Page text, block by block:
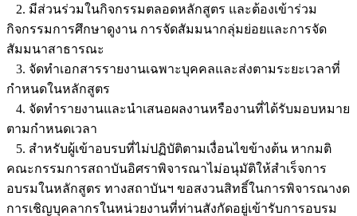
2. มีส่วนร่วมในกิจกรรมตลอดหลักสูตร และต้องเข้าร่วม
กิจกรรมการศึกษาดูงาน การจัดสัมมนากลุ่มย่อยและการจัด
สัมมนาสาธารณะ
3. จัดทำเอกสารรายงานเฉพาะบุคคลและส่งตามระยะเวลาที่
กำหนดในหลักสูตร
4. จัดทำรายงานและนำเสนอผลงานหรืองานที่ได้รับมอบหมาย
ตามกำหนดเวลา
5. สำหรับผู้เข้าอบรบที่ไม่ปฏิบัติตามเงื่อนไขข้างต้น หากมติ
คณะกรรมการสถาบันอิศราพิจารณาไม่อนุมัติให้สำเร็จการ
อบรมในหลักสูตร ทางสถาบันฯ ขอสงวนสิทธิ์ในการพิจารณางด
การเชิญบุคลากรในหน่วยงานที่ท่านสังกัดอยู่เข้ารับการอบรม